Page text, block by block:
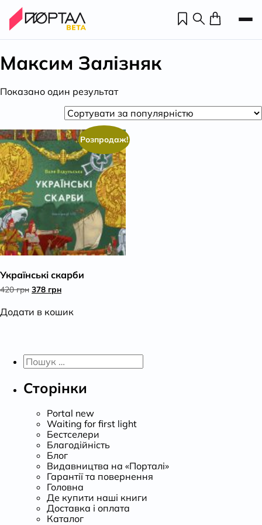
Максим Залізняк
Показано один результат
Розпродаж!
Українські скарби
420грн Оригінальна
378 грнПоточна
Додати в кошик
Пошук:
Сторінки
Portal new
Waiting for first light
Бестселери
Благодійність
Блог
Видавництва на «Порталі»
Гарантії та повернення
Головна
Де купити наші книги
Доставка і оплата
Каталог